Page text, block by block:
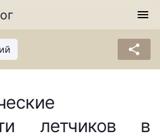
menu
share
летчиков в